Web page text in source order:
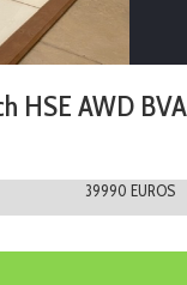
HSE AWD BVA
39990 EUROS